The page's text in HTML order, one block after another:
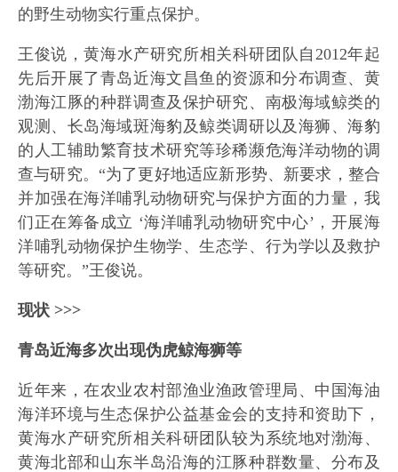
的野生动物实行重点保护。
王俊说，黄海水产研究所相关科研团队自2012年起
先后开展了青岛近海文昌鱼的资源和分布调查、黄
渤海江豚的种群调查及保护研究、南极海域鲸类的
观测、长岛海域斑海豹及鲸类调研以及海狮、海豹
的人工辅助繁育技术研究等珍稀濒危海洋动物的调
查与研究。“为了更好地适应新形势、新要求，整合
并加强在海洋哺乳动物研究与保护方面的力量，我
们正在筹备成立 ‘海洋哺乳动物研究中心’，开展海
洋哺乳动物保护生物学、生态学、行为学以及救护
等研究。”王俊说。
现状 >>>
青岛近海多次出现伪虎鲸海狮等
近年来，在农业农村部渔业渔政管理局、中国海油
海洋环境与生态保护公益基金会的支持和资助下，
黄海水产研究所相关科研团队较为系统地对渤海、
黄海北部和山东半岛沿海的江豚种群数量、分布及